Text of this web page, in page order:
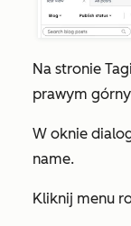
Na stronie Tagi
prawym
W oknie
name.
Kliknij menu